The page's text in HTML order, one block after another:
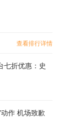
查看排行详情
七折优惠：史
作 机场致歉